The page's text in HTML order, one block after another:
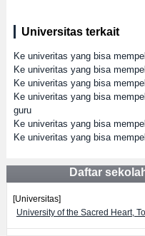
Universitas terkait
Ke univeritas yang bisa
Ke univeritas yang bisa
Ke univeritas yang bisa
Ke univeritas yang bisa
guru
Ke univeritas yang bisa
Ke univeritas yang bisa
Daftar
[Universitas]
University of the Sacred Heart,